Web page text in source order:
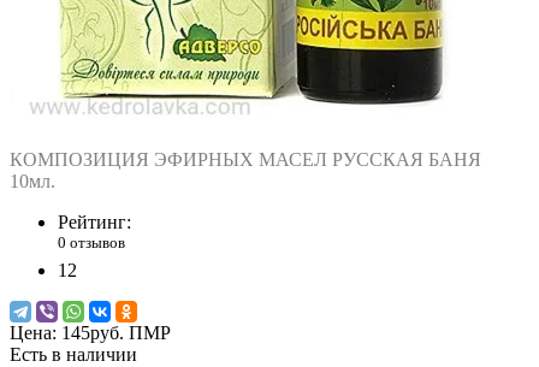
КОМПОЗИЦИЯ ЭФИРНЫХ МАСЕЛ РУССКАЯ БАНЯ
10мл.
Рейтинг:
0 отзывов
12
Цена: 145руб. ПМР
Есть в наличии